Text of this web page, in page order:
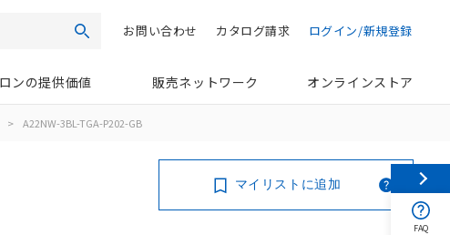
検索 ログイン/新規登録
カタログ請求
お問い合わせ
ンの提供価値 販売ネットワーク オンラインストア
> A22NW-3BL-TGA-P202-GB
マイリストに追加
FAQ